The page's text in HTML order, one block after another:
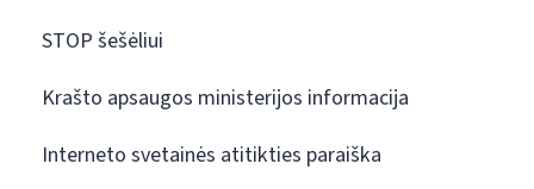
STOP šešėliui
Krašto apsaugos ministerijos informacija
Interneto svetainės atitikties paraiška